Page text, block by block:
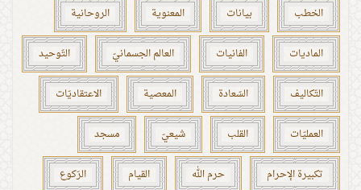
الخطب بيانات المعنوية الروحانية
الماديات الفانيات العالم الجسمانيّ التّوحيد
التّكاليف السّعادة المعصية الاعتقاديّات
العمليّات القلب شيعيّ مسجد
تكبيرة الإحرام حرم الله القيام الرّكوع